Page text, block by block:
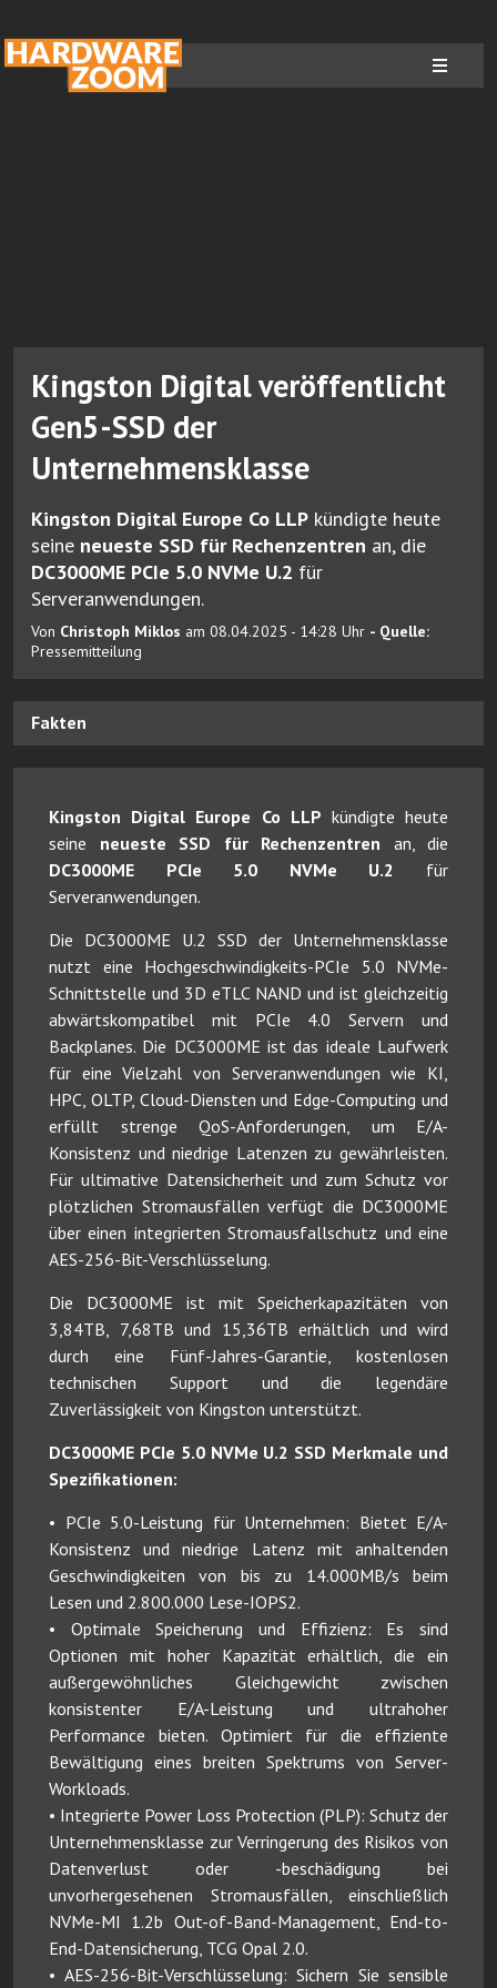
Kingston Digital veröffentlicht
Gen5-SSD der
Unternehmensklasse
Kingston Digital Europe Co LLP kündigte heute
seine neueste SSD für Rechenzentren an, die
DC3000ME PCIe 5.0 NVMe U.2 für
Serveranwendungen.
Von Christoph Miklos am 08.04.2025 - 14:28 Uhr - Quelle:
Pressemitteilung
Fakten
Kingston Digital Europe Co LLP kündigte heute
seine neueste SSD für Rechenzentren an, die
DC3000ME PCIe 5.0 NVMe U.2
für
Serveranwendungen.
Die DC3000ME U.2 SSD der Unternehmensklasse
nutzt eine Hochgeschwindigkeits-PCIe 5.0 NVMe-
Schnittstelle und 3D eTLC NAND und ist gleichzeitig
abwärtskompatibel mit PCIe 4.0 Servern und
Backplanes. Die DC3000ME ist das ideale Laufwerk
für eine Vielzahl von Serveranwendungen wie KI,
HPC, OLTP, Cloud-Diensten und Edge-Computing und
erfüllt strenge QoS-Anforderungen, um E/A-
Konsistenz und niedrige Latenzen zu gewährleisten.
Für ultimative Datensicherheit und zum Schutz vor
plötzlichen Stromausfällen verfügt die DC3000ME
über einen integrierten Stromausfallschutz und eine
AES-256-Bit-Verschlüsselung.
Die DC3000ME ist mit Speicherkapazitäten von
3,84TB, 7,68TB und 15,36TB erhältlich und wird
durch eine Fünf-Jahres-Garantie, kostenlosen
technischen Support und die legendäre
Zuverlässigkeit von Kingston unterstützt.
DC3000ME PCIe 5.0 NVMe U.2 SSD Merkmale und
Spezifikationen:
• PCIe 5.0-Leistung für Unternehmen: Bietet E/A-
Konsistenz und niedrige Latenz mit anhaltenden
Geschwindigkeiten von bis zu 14.000MB/s beim
Lesen und 2.800.000 Lese-IOPS2.
• Optimale Speicherung und Effizienz: Es sind
Optionen mit hoher Kapazität erhältlich, die ein
außergewöhnliches Gleichgewicht zwischen
konsistenter E/A-Leistung und ultrahoher
Performance bieten. Optimiert für die effiziente
Bewältigung eines breiten Spektrums von Server-
Workloads.
• Integrierte Power Loss Protection (PLP): Schutz der
Unternehmensklasse zur Verringerung des Risikos von
Datenverlust oder -beschädigung bei
unvorhergesehenen Stromausfällen, einschließlich
NVMe-MI 1.2b Out-of-Band-Management, End-to-
End-Datensicherung, TCG Opal 2.0.
• AES-256-Bit-Verschlüsselung: Sichern Sie sensible